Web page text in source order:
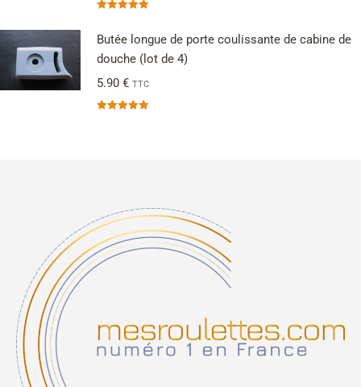
Butée longue de porte coulissante de cabine de
douche (lot de 4)
5.90 € TTC